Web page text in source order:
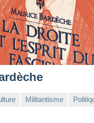
Militantisme